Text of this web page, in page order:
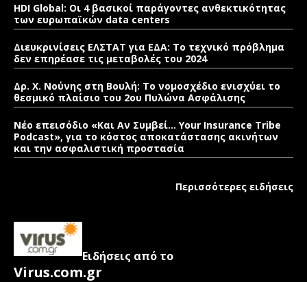
HDI Global: Οι 4 βασικοί παράγοντες ανθεκτικότητας
των ευρωπαϊκών data centers
Διευκρινίσεις ΕΛΣΤΑΤ για ΕΔΑ: Το τεχνικό πρόβλημα
δεν επηρέασε τις μεταβολές του 2024
Δρ. Χ. Νούνης στη Βουλή: Το νομοσχέδιο ενισχύει το
θεσμικό πλαίσιο του 2ου Πυλώνα Ασφάλισης
Νέο επεισόδιο «Και Αν Συμβεί… Your Insurance Tribe
Podcast», για το κόστος αποκατάστασης ακινήτων
και την ασφαλιστική προστασία
Περισσότερες ειδήσεις
Ειδήσεις από το
Virus.com.gr